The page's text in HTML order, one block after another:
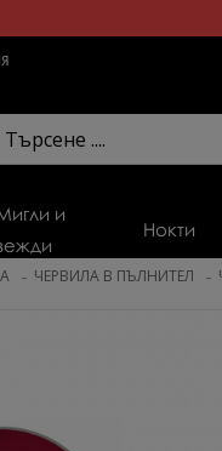
и
Нокти
ЧЕРВИЛА В ПЪЛНИТЕЛ